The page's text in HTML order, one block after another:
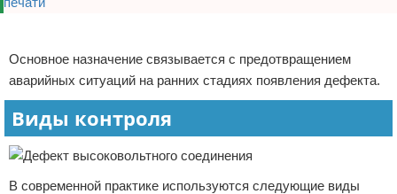
Основное назначение связывается с предотвращением
аварийных ситуаций на ранних стадиях появления дефекта.
Виды контроля
В современной практике используются следующие виды